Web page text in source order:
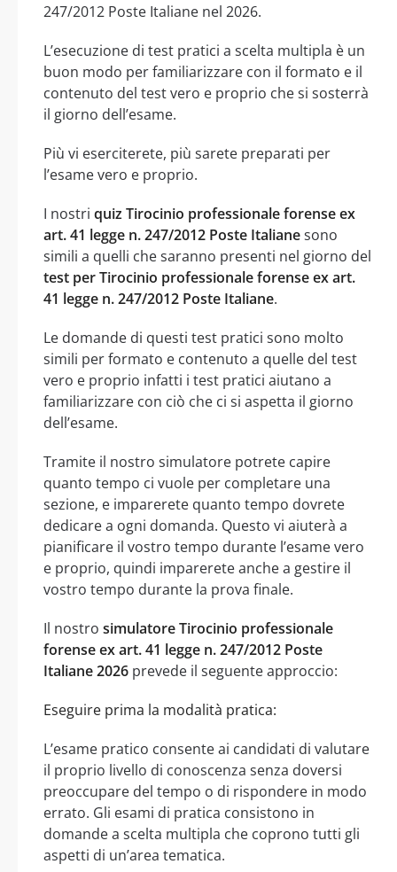
247/2012 Poste Italiane nel 2026.
L’esecuzione di test pratici a scelta multipla è un
buon modo per familiarizzare con il formato e il
contenuto del test vero e proprio che si sosterrà
il giorno dell’esame.
Più vi eserciterete, più sarete preparati per
l’esame vero e proprio.
I nostri quiz Tirocinio professionale forense ex
art. 41 legge n. 247/2012 Poste Italianesono
simili a quelli che saranno presenti nel giorno del
test per Tirocinio professionale forense ex art.
41 legge n. 247/2012 Poste Italiane.
Le domande di questi test pratici sono molto
simili per formato e contenuto a quelle del test
vero e proprio infatti i test pratici aiutano a
familiarizzare con ciò che ci si aspetta il giorno
dell’esame.
Tramite il nostro simulatore potrete capire
quanto tempo ci vuole per completare una
sezione, e imparerete quanto tempo dovrete
dedicare a ogni domanda. Questo vi aiuterà a
pianificare il vostro tempo durante l’esame vero
e proprio, quindi imparerete anche a gestire il
vostro tempo durante la prova finale.
Il nostro simulatore Tirocinio professionale
forense ex art. 41 legge n. 247/2012 Poste
Italiane 2026 prevede il seguente approccio:
Eseguire prima la modalità pratica:
L’esame pratico consente ai candidati di valutare
il proprio livello di conoscenza senza doversi
preoccupare del tempo o di rispondere in modo
errato. Gli esami di pratica consistono in
domande a scelta multipla che coprono tutti gli
aspetti di un’area tematica.